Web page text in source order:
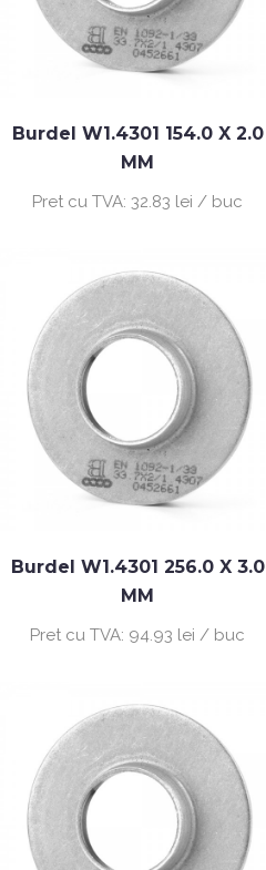
Burdel W1.4301 154.0 X 2.0
MM
Pret cu TVA: 32.83 lei / buc
Burdel W1.4301 256.0 X 3.0
MM
Pret cu TVA: 94.93 lei / buc